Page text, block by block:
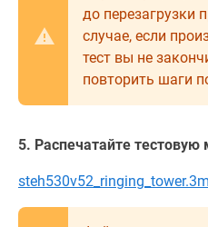
до перезагрузки
случае, если
тест вы не
повторить шаги
5. Распечатайте тестовую